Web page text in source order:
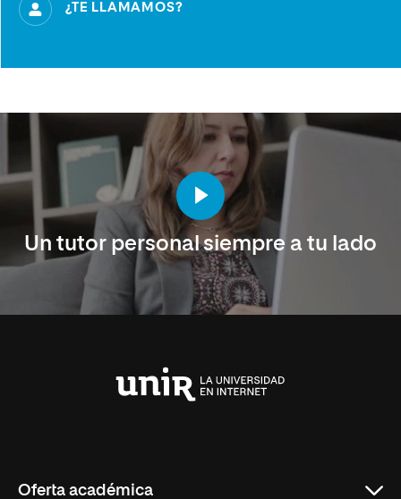
¿TE LLAMAMOS?
Un tutor personal siempre a tu lado
Oferta académica